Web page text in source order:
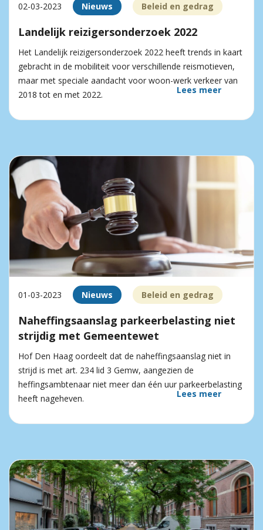
02-03-2023 Nieuws Beleid en gedrag
Landelijk reizigersonderzoek 2022
Het Landelijk reizigersonderzoek 2022 heeft trends in kaart
gebracht in de mobiliteit voor verschillende reismotieven,
maar met speciale aandacht voor woon-werk verkeer van
2018 tot en met 2022.
Lees meer
01-03-2023 Nieuws Beleid en gedrag
Naheffingsaanslag parkeerbelasting niet
strijdig met Gemeentewet
Hof Den Haag oordeelt dat de naheffingsaanslag niet in
strijd is met art. 234 lid 3 Gemw, aangezien de
heffingsambtenaar niet meer dan één uur parkeerbelasting
heeft nageheven.
Lees meer